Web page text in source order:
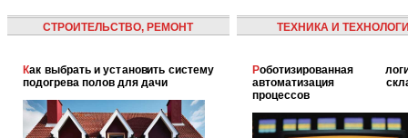
СТРОИТЕЛЬСТВО, РЕМОНТ
Как выбрать и установить систему
подогрева полов для дачи
ТЕХНИКА И
Роботизированная логистика:
автоматизация
процессов